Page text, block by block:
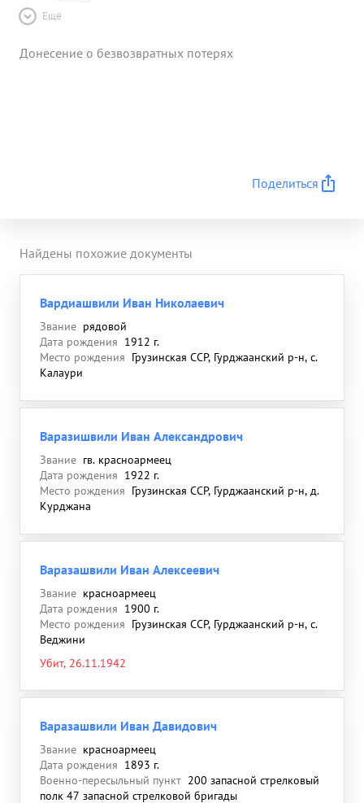
Ещё
Донесение о безвозвратных потерях
Поделиться
Найдены похожие документы
Вардиашвили Иван Николаевич
Звание рядовой
Дата рождения 1912 г.
Место рождения Грузинская ССР, Гурджаанский р-н, с.
Калаури
Варазишвили Иван Александрович
Звание гв. красноармеец
Дата рождения 1922 г.
Место рождения Грузинская ССР, Гурджаанский р-н, д.
Курджана
Варазашвили Иван Алексеевич
Звание красноармеец
Дата рождения 1900 г.
Место рождения Грузинская ССР, Гурджаанский р-н, с.
Веджини
Убит, 26.11.1942
Варазашвили Иван Давидович
Звание красноармеец
Дата рождения 1893 г.
Военно-пересыльный пункт 200 запасной стрелковый
полк 47 запасной стрелковой бригады